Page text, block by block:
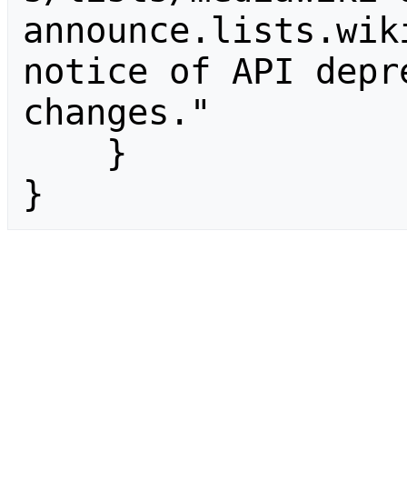
notice of API
changes."
}